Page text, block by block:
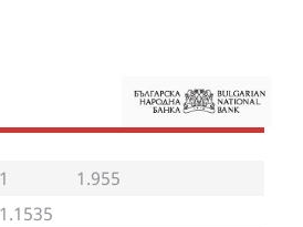
1
1.955
1.1535